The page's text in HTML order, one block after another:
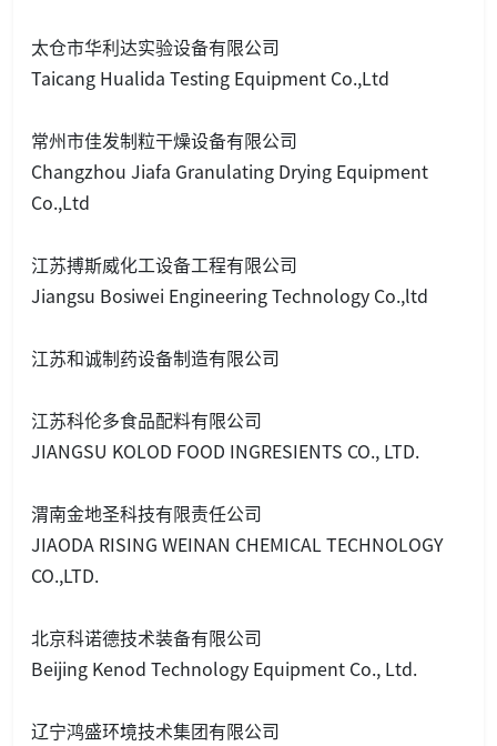
太仓市华利达实验设备有限公司
Taicang Hualida Testing Equipment Co.,Ltd
常州市佳发制粒干燥设备有限公司
Changzhou Jiafa Granulating Drying Equipment
Co.,Ltd
江苏搏斯威化工设备工程有限公司
Jiangsu Bosiwei Engineering Technology Co.,ltd
江苏和诚制药设备制造有限公司
江苏科伦多食品配料有限公司
JIANGSU KOLOD FOOD INGRESIENTS CO., LTD.
渭南金地圣科技有限责任公司
JIAODA RISING WEINAN CHEMICAL TECHNOLOGY
CO.,LTD.
北京科诺德技术装备有限公司
Beijing Kenod Technology Equipment Co., Ltd.
辽宁鸿盛环境技术集团有限公司